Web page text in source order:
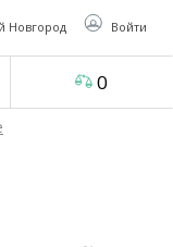
Новгород Войти
0